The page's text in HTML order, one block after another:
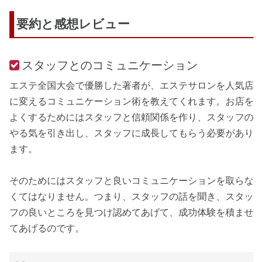
要約と感想レビュー
スタッフとのコミュニケーション
エステ全国大会で優勝した著者が、エステサロンを人気店
に変えるコミュニケーション術を教えてくれます。お店を
よくするためにはスタッフと信頼関係を作り、スタッフの
やる気を引き出し、スタッフに成長してもらう必要があり
ます。
そのためにはスタッフと良いコミュニケーションを取らな
くてはなりません。つまり、スタッフの話を聞き、スタッ
フの良いところを見つけ認めてあげて、成功体験を積ませ
てあげるのです。